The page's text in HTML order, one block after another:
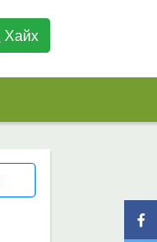
Хайх